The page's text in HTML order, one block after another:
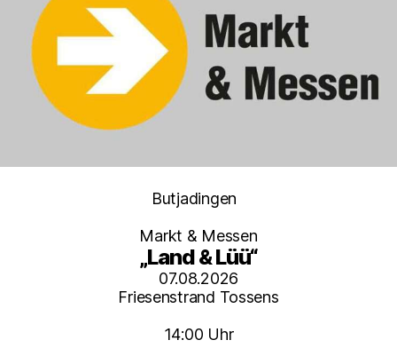
Kategorien
Butjadingen
Markt & Messen
„Land & Lüü“
07.08.2026
Friesenstrand Tossens
14:00 Uhr